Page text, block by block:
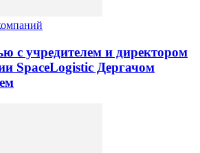
с учредителем и директором
SpaceLogistic Дергачом